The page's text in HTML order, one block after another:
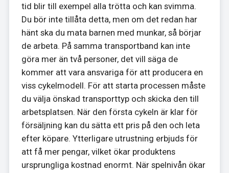
tid blir till exempel alla trötta och kan svimma.
Du bör inte tillåta detta, men om det redan har
hänt ska du mata barnen med munkar, så börjar
de arbeta. På samma transportband kan inte
göra mer än två personer, det vill säga de
kommer att vara ansvariga för att producera en
viss cykelmodell. För att starta processen måste
du välja önskad transporttyp och skicka den till
arbetsplatsen. När den första cykeln är klar för
försäljning kan du sätta ett pris på den och leta
efter köpare. Ytterligare utrustning erbjuds för
att få mer pengar, vilket ökar produktens
ursprungliga kostnad enormt. När spelnivån ökar